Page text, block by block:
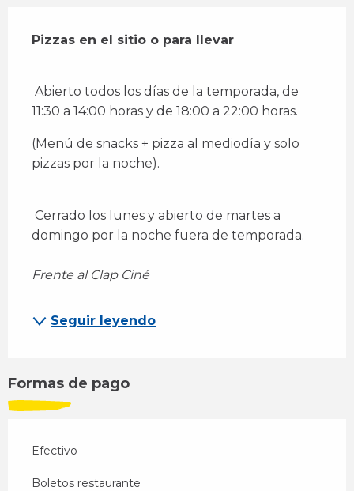
Pizzas en el sitio o para llevar
11:30 a 14:00 horas y de 18:00 a 22:00 horas.
(Menú de snacks + pizza al mediodía y solo
pizzas por la noche).
domingo por la noche fuera de temporada.
Frente al Clap Ciné
Seguir leyendo
Formas de pago
Efectivo
Boletos restaurante